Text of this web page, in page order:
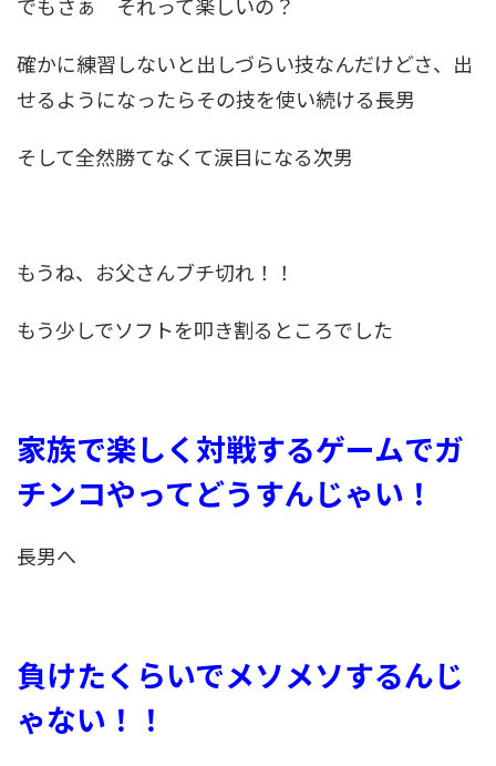
確かに練習しないと出しづらい技なんだけどさ、出
せるようになったらその技を使い続ける長男
そして全然勝てなくて涙目になる次男
もうね、お父さんブチ切れ！！
もう少しでソフトを叩き割るところでした
家族で楽しく対戦するゲームでガ
チンコやってどうすんじゃい！
長男へ
負けたくらいでメソメソするんじ
ゃない！！